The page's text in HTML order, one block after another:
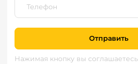
Отправить
Нажимая кнопку вы соглашаетесь